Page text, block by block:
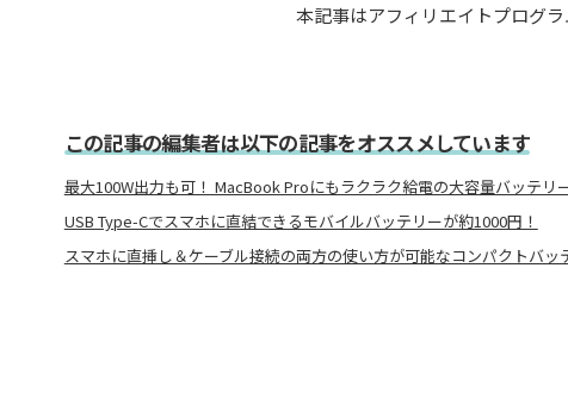
本記事はアフィリエイトプログ
この記事の編集者は以下の記事をオススメしています
最大100W出力も可！ MacBook Proにもラクラク給電の大容量バッテリ
USB Type-Cでスマホに直結できるモバイルバッテリーが約1000円！
スマホに直挿し＆ケーブル接続の両方の使い方が可能なコンパクトバッ